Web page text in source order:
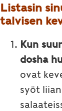
Listasin
talvisen
Kun
dosha
ovat
syöt